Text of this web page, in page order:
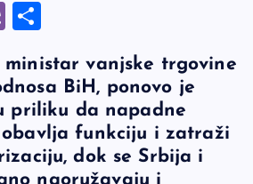
Vi
er ar
e
ministar vanjske trgovine
BiH, ponovo je
priliku da napadne
funkciju i zatraži
dok se Srbija i
naoružavaju i